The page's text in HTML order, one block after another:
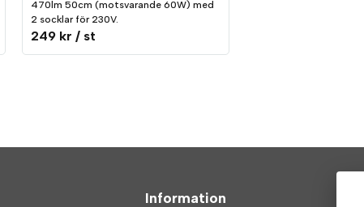
470lm 50cm (motsvarande 60W) med
2 socklar för 230V.
249 kr / st
Information